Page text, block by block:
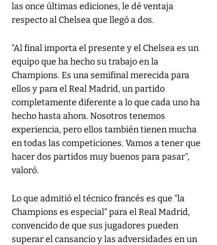
las once últimas ediciones, le dé ventaja
respecto al Chelsea que llegó a dos.
“Al final importa el presente y el Chelsea es un
equipo que ha hecho su trabajo en la
Champions. Es una semifinal merecida para
ellos y para el Real Madrid, un partido
completamente diferente a lo que cada uno ha
hecho hasta ahora. Nosotros tenemos
experiencia, pero ellos también tienen mucha
en todas las competiciones. Vamos a tener que
hacer dos partidos muy buenos para pasar”,
valoró.
Lo que admitió el técnico francés es que “la
Champions es especial” para el Real Madrid,
convencido de que sus jugadores pueden
superar el cansancio y las adversidades en un